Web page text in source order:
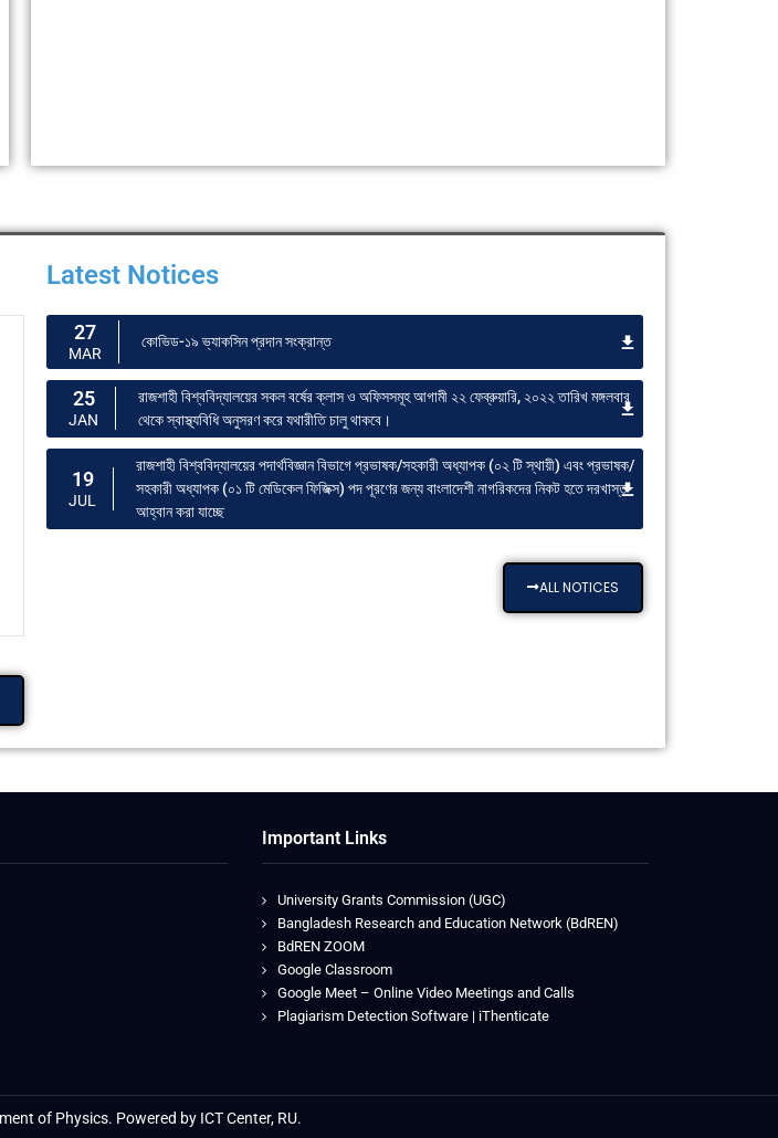
Latest Notices
27
MAR
কোভিড-১৯ ভ্যাকসিন প্রদান সংক্রান্ত
25
JAN
রাজশাহী বিশ্ববিদ্যালয়ের সকল বর্ষের ক্লাস ও অফিসসমূহ আগামী ২২ ফেব্রুয়ারি, ২০২২ তারিখ মঙ্গলবার
থেকে স্বাস্থ্যবিধি অনুসরণ করে যথারীতি চালু থাকবে।
19
JUL
রাজশাহী বিশ্ববিদ্যালয়ের পদার্থবিজ্ঞান বিভাগে প্রভাষক/সহকারী অধ্যাপক (০২ টি স্থায়ী) এবং প্রভাষক/
সহকারী অধ্যাপক (০১ টি মেডিকেল ফিজিক্স) পদ পূরণের জন্য বাংলাদেশী নাগরিকদের নিকট হতে দরখাস্ত
আহ্বান করা যাচ্ছে
ALL NOTICES
Important Links
University Grants Commission (UGC)
Bangladesh Research and Education Network (BdREN)
BdREN ZOOM
Google Classroom
Google Meet – Online Video Meetings and Calls
Plagiarism Detection Software | iThenticate
of Physics. Powered by ICT Center, RU.